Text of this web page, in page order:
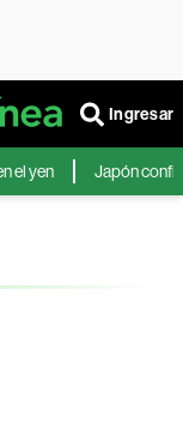
Ingresar
Japón confirma la